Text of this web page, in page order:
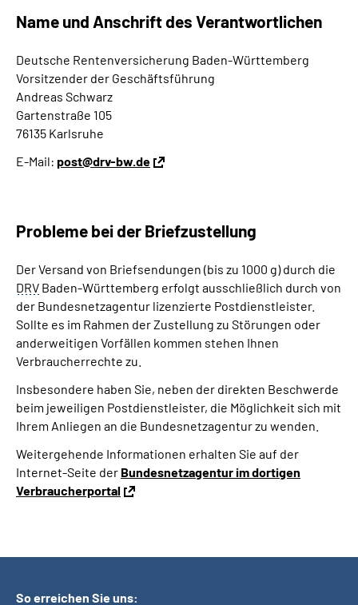
Name und Anschrift des Verantwortlichen
Deutsche Rentenversicherung Baden-Württemberg
Vorsitzender der Geschäftsführung
Andreas Schwarz
Gartenstraße 105
76135 Karlsruhe
E-Mail: post@drv-bw.de
Probleme bei der Briefzustellung
Der Versand von Briefsendungen (bis zu 1000 g) durch die
DRV Baden-Württemberg erfolgt ausschließlich durch von
der Bundesnetzagentur lizenzierte Postdienstleister.
Sollte es im Rahmen der Zustellung zu Störungen oder
anderweitigen Vorfällen kommen stehen Ihnen
Verbraucherrechte zu.
Insbesondere haben Sie, neben der direkten Beschwerde
beim jeweiligen Postdienstleister, die Möglichkeit sich mit
Ihrem Anliegen an die Bundesnetzagentur zu wenden.
Weitergehende Informationen erhalten Sie auf der
Internet-Seite der Bundesnetzagentur im dortigen
Verbraucherportal
So erreichen Sie uns: